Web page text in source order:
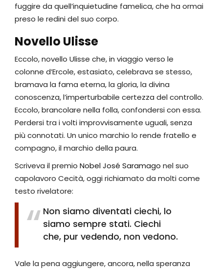
fuggire da quell’inquietudine famelica, che ha ormai
preso le redini del suo corpo.
Novello Ulisse
Eccolo, novello Ulisse che, in viaggio verso le
colonne d’Ercole, estasiato, celebrava se stesso,
bramava la fama eterna, la gloria, la divina
conoscenza, l’imperturbabile certezza del controllo.
Eccolo, brancolare nella folla, confondersi con essa.
Perdersi tra i volti improvvisamente uguali, senza
più connotati. Un unico marchio lo rende fratello e
compagno, il marchio della paura.
Scriveva il premio Nobel José Saramago nel suo
capolavoro Cecità, oggi richiamato da molti come
testo rivelatore:
Non siamo diventati ciechi, lo
siamo sempre stati. Ciechi
che, pur vedendo, non vedono.
Vale la pena aggiungere, ancora, nella speranza